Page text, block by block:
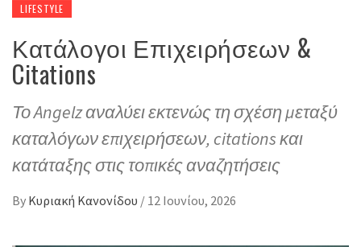
LIFESTYLE
Κατάλογοι Επιχειρήσεων &
Citations
Το Angelz αναλύει εκτενώς τη σχέση μεταξύ
καταλόγων επιχειρήσεων, citations και
κατάταξης στις τοπικές αναζητήσεις
By Κυριακή Κανονίδου / 12 Ιουνίου, 2026